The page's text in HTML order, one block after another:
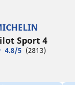
Sport 4
4.8/5 (2813)